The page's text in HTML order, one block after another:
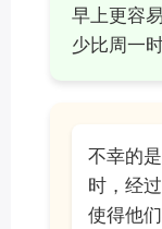
早上更容
少比周一
不幸的
时，经
使得他